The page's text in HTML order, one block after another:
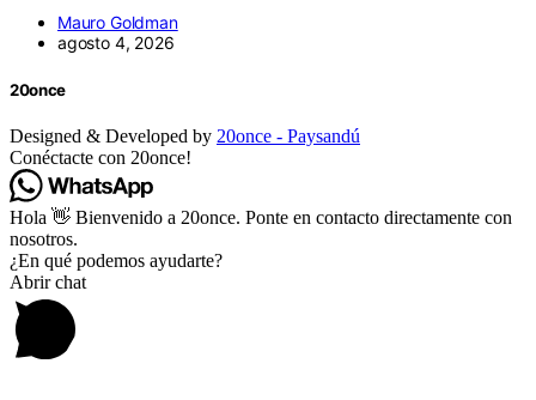
Mauro Goldman
agosto 4, 2026
20once
Designed & Developed by 20once - Paysandú
Conéctacte con 20once!
Hola 👋 Bienvenido a 20once. Ponte en contacto directamente con
nosotros.
¿En qué podemos ayudarte?
Abrir chat